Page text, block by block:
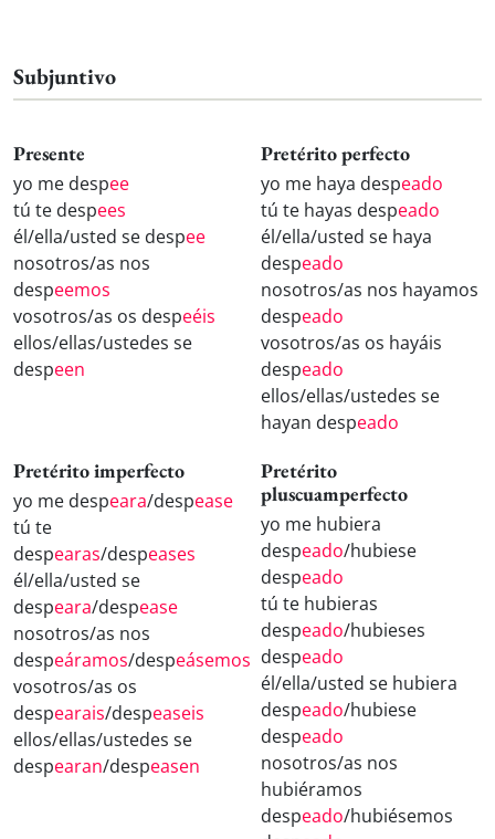
Subjuntivo
Presente
yo me despee
tú te despees
él/ella/usted se despee
nosotros/as nos
despeemos
vosotros/as os despeéis
ellos/ellas/ustedes se
despeen
Pretérito perfecto
yo me haya despeado
tú te hayas despeado
él/ella/usted se haya
despeado
nosotros/as nos hayamos
despeado
vosotros/as os hayáis
despeado
ellos/ellas/ustedes se
hayan despeado
Pretérito imperfecto
yo me despeara/despease
tú te
despearas/despeases
él/ella/usted se
despeara/despease
nosotros/as nos
despeáramos/despeásemos
vosotros/as os
despearais/despeaseis
ellos/ellas/ustedes se
despearan/despeasen
Pretérito
pluscuamperfecto
yo me hubiera
despeado/hubiese
despeado
tú te hubieras
despeado/hubieses
despeado
él/ella/usted se hubiera
despeado/hubiese
despeado
nosotros/as nos
hubiéramos
despeado/hubiésemos